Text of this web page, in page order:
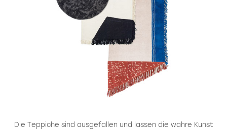
Die Teppiche sind ausgefallen und lassen die wahre Kunst